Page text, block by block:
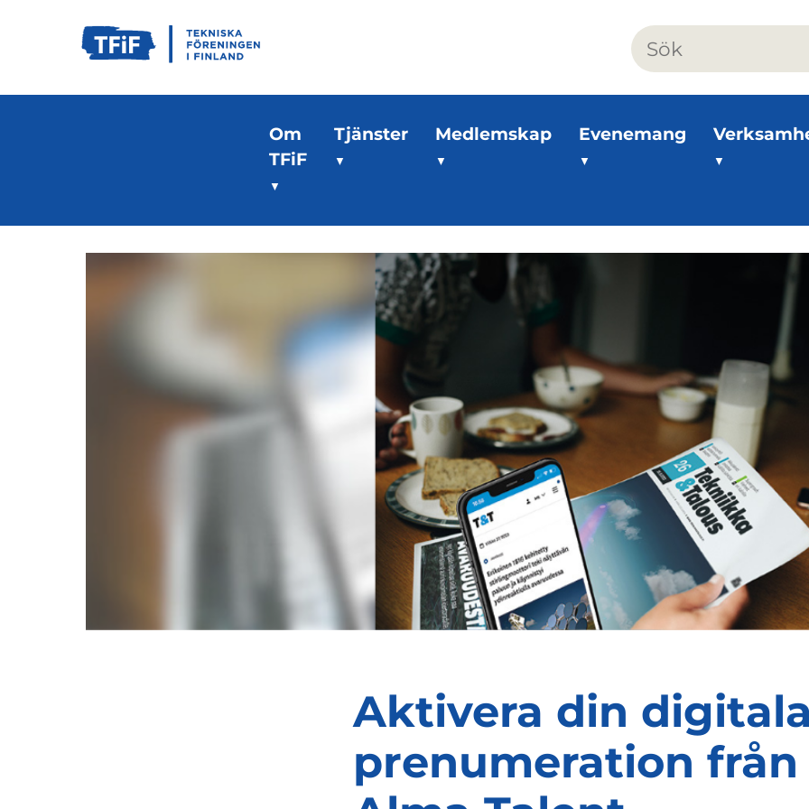
Om
TFiF
Tjänster Medlemskap Evenemang
Aktivera din
prenumeration från